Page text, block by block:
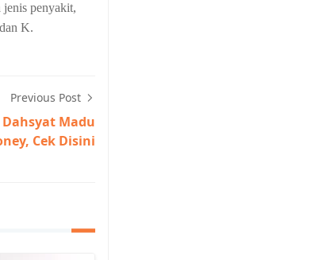
jenis penyakit,
K.
Previous Post
Madu
Cek Disini